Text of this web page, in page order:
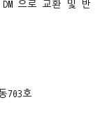
으로 교환 및 반
703호